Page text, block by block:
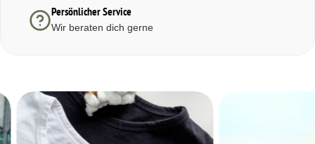
Persönlicher Service
Wir beraten dich gerne